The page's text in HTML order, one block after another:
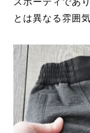
とは異なる雰囲